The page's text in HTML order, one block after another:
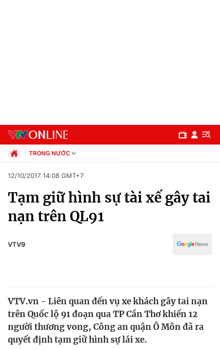
Chuyên mục
Chính trị
Y tế
Thế giới
TRONG NƯỚC
Xã hội
Pháp luật
Kinh tế
Thể thao
Giáo dục
12/10/2017 14:08 GMT+7
Tạm giữ hình sự tài xế gây tai
nạn trên QL91
VTV9
VTV.vn - Liên quan đến vụ xe khách gây tai nạn
trên Quốc lộ 91 đoạn qua TP Cần Thơ khiến 12
người thương vong, Công an quận Ô Môn đã ra
quyết định tạm giữ hình sự lái xe.